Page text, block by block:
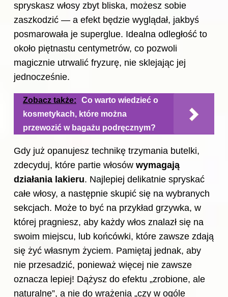
spryskasz włosy zbyt bliska, możesz sobie
zaszkodzić — a efekt będzie wyglądał, jakbyś
posmarowała je superglue. Idealna odległość to
około piętnastu centymetrów, co pozwoli
magicznie utrwalić fryzurę, nie sklejając jej
jednocześnie.
Zobacz także:
Co warto wiedzieć o
kosmetykach, które można
przewozić w bagażu podręcznym?
Gdy już opanujesz technikę trzymania butelki,
zdecyduj, które partie włosów wymagają
działania lakieru. Najlepiej delikatnie spryskać
całe włosy, a następnie skupić się na wybranych
sekcjach. Może to być na przykład grzywka, w
której pragniesz, aby każdy włos znalazł się na
swoim miejscu, lub końcówki, które zawsze zdają
się żyć własnym życiem. Pamiętaj jednak, aby
nie przesadzić, ponieważ więcej nie zawsze
oznacza lepiej! Dążysz do efektu „zrobione, ale
naturalne”, a nie do wrażenia „czy w ogóle